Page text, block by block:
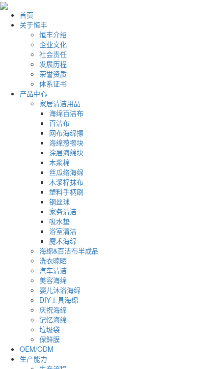
首页
关于恒丰
恒丰介绍
企业文化
社会责任
发展历程
荣誉资质
体系证书
产品中心
家居清洁用品
海绵百洁布
百洁布
网布海绵擦
海绵葱擦块
涂层海绵块
木浆棉
丝瓜络海绵
木浆棉抹布
塑料手柄刷
钢丝球
家务清洁
吸水垫
浴室清洁
魔术海绵
海绵&百洁布半成品
洗衣晾晒
汽车清洁
美容海绵
婴儿沐浴海绵
DIY工具海绵
庆祝海绵
记忆海绵
垃圾袋
保鲜膜
OEM/ODM
生产能力